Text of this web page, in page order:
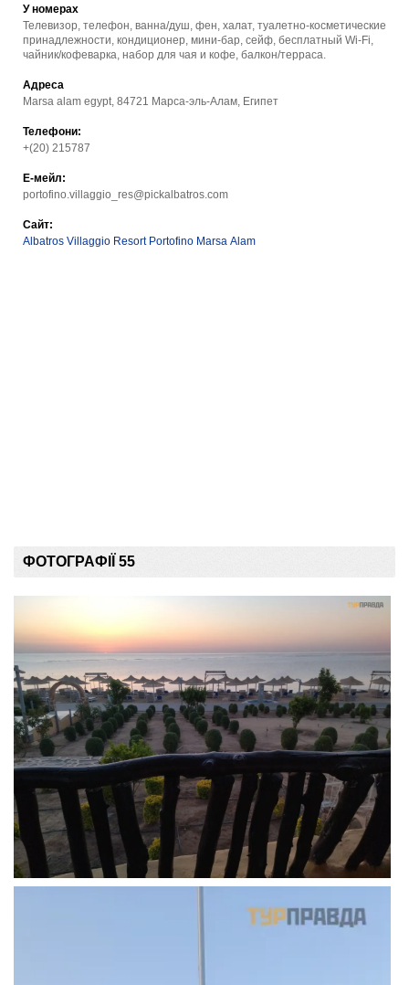
У номерах
Телевизор, телефон, ванна/душ, фен, халат, туалетно-косметические
принадлежности, кондиционер, мини-бар, сейф, бесплатный Wi-Fi,
чайник/кофеварка, набор для чая и кофе, балкон/терраса.
Адреса
Marsa alam egypt, 84721 Марса-эль-Алам, Египет
Телефони:
+(20) 215787
Е-мейл:
portofino.villaggio_res@pickalbatros.com
Сайт:
Albatros Villaggio Resort Portofino Marsa Alam
ФОТОГРАФІЇ 55